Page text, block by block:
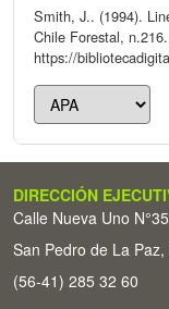
Smith, J.. (1994).
Chile Forestal,
https://
DIRECCIÓN
Calle Nueva Uno
San Pedro de La
(56-41) 285 32 60